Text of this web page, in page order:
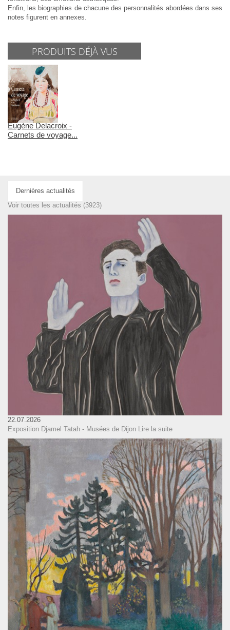
Enfin, les biographies de chacune des personnalités abordées dans ses
notes figurent en annexes.
PRODUITS DÉJÀ VUS
Eugène Delacroix -
Carnets de voyage...
Dernières actualités
Voir toutes les actualités (3923)
22.07.2026
Exposition Djamel Tatah - Musées de Dijon Lire la suite